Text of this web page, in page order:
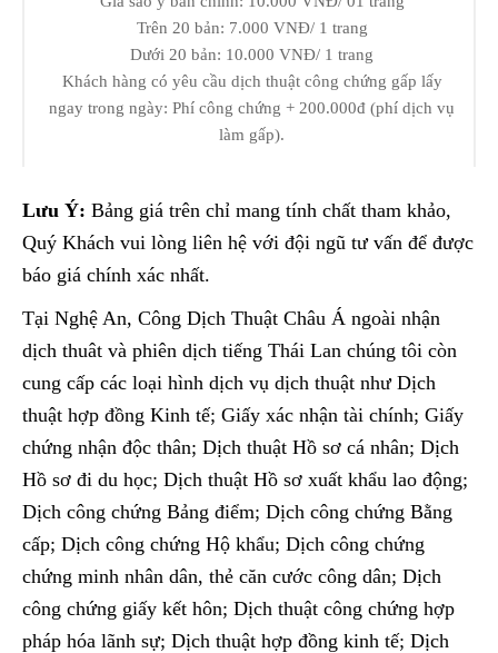
Trên 20 bản: 7.000 VNĐ/ 1 trang
Dưới 20 bản: 10.000 VNĐ/ 1 trang
Khách hàng có yêu cầu dịch thuật công chứng gấp lấy
ngay trong ngày: Phí công chứng + 200.000đ (phí dịch vụ
làm gấp).
Lưu Ý: Bảng giá trên chỉ mang tính chất tham khảo,
Quý Khách vui lòng liên hệ với đội ngũ tư vấn để được
báo giá chính xác nhất.
Tại Nghệ An, Công Dịch Thuật Châu Á ngoài nhận
dịch thuât và phiên dịch tiếng Thái Lan chúng tôi còn
cung cấp các loại hình dịch vụ dịch thuật như Dịch
thuật hợp đồng Kinh tế; Giấy xác nhận tài chính; Giấy
chứng nhận độc thân; Dịch thuật Hồ sơ cá nhân; Dịch
Hồ sơ đi du học; Dịch thuật Hồ sơ xuất khẩu lao động;
Dịch công chứng Bảng điểm; Dịch công chứng Bằng
cấp; Dịch công chứng Hộ khẩu; Dịch công chứng
chứng minh nhân dân, thẻ căn cước công dân; Dịch
công chứng giấy kết hôn; Dịch thuật công chứng hợp
pháp hóa lãnh sự; Dịch thuật hợp đồng kinh tế; Dịch